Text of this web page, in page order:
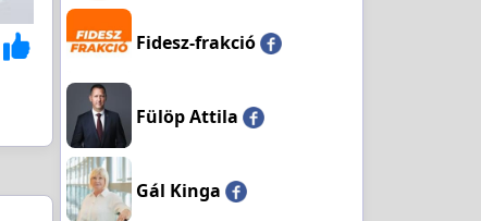
Fidesz-frakció
Fülöp Attila
Gál Kinga